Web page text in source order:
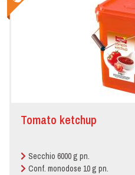
Tomato ketchup
Secchio 6000 g pn.
Conf. monodose 10 g pn.